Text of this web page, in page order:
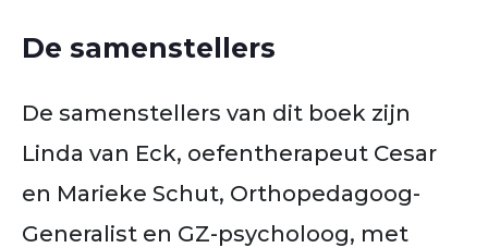
De samenstellers
De samenstellers van dit boek zijn
Linda van Eck, oefentherapeut Cesar
en Marieke Schut, Orthopedagoog-
Generalist en GZ-psycholoog, met